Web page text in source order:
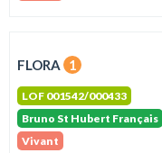
FLORA 1
LOF 001542/000433
Bruno St Hubert Français
Vivant